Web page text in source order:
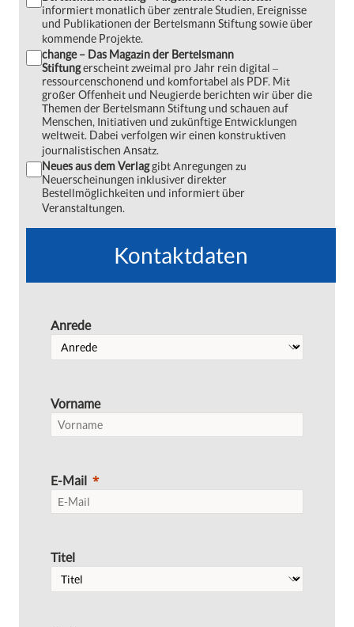
informiert monatlich über zentrale Studien, Ereignisse
und Publikationen der Bertelsmann Stiftung sowie über
kommende Projekte.
change – Das Magazin der Bertelsmann
Stiftungerscheint zweimal pro Jahr rein digital ‒
ressourcenschonend und komfortabel als PDF. Mit
großer Offenheit und Neugierde berichten wir über die
Themen der Bertelsmann Stiftung und schauen auf
Menschen, Initiativen und zukünftige Entwicklungen
weltweit. Dabei verfolgen wir einen konstruktiven
journalistischen Ansatz.
Neues aus dem Verlaggibt Anregungen zu
Neuerscheinungen inklusiver direkter
Bestellmöglichkeiten und informiert über
Veranstaltungen.
Kontaktdaten
Anrede
Vorname
E-Mail
Titel